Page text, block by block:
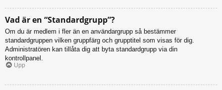
Vad är en “Standardgrupp”?
Om du är medlem i fler än en användargrupp så bestämmer
standardgruppen vilken gruppfärg och grupptitel som visas för dig.
Administratören kan tillåta dig att byta standardgrupp via din
kontrollpanel.
Upp